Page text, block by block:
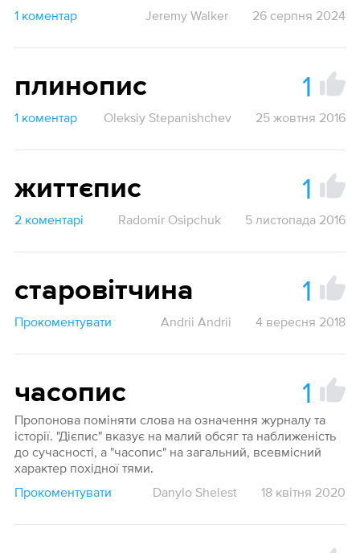
1 коментар
Jeremy Walker 26 серпня 2024
плинопис 1
1 коментар Oleksiy Stepanishchev 25 жовтня 2016
життєпис 1
2 коментарі Radomir Osipchuk 5 листопада 2016
старовітчина 1
Прокоментувати Andrii Andrii 4 вересня 2018
часопис 1
Пропонова поміняти слова на означення журналу та
історії. "Дієпис" вказує на малий обсяг та наближеність
до сучасності, а "часопис" на загальний, всевмісний
характер похідної тями.
Прокоментувати
Danylo Shelest 18 квітня 2020